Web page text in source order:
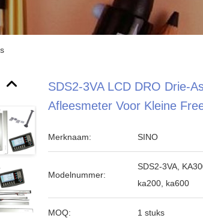
SDS2-3VA LCD DRO Drie-
Afleesmeter Voor Kleine
Merknaam: SINO
Modelnummer:
SDS2-3VA,
ka200, ka600
MOQ: 1 stuks